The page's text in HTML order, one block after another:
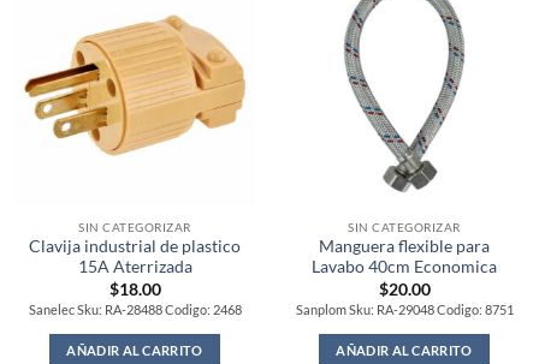
SIN CATEGORIZAR
Clavija industrial de plastico
15A Aterrizada
$18.00
Sanelec Sku: RA-28488 Codigo: 2468
AÑADIR AL CARRITO
SIN CATEGORIZAR
Manguera flexible para
Lavabo 40cm Economica
$20.00
Sanplom Sku: RA-29048 Codigo: 8751
AÑADIR AL CARRITO